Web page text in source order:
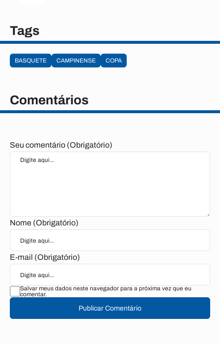
Tags
BASQUETE CAMPINENSE COPA
Comentários
Seu comentário (Obrigatório)
Nome (Obrigatório)
E-mail (Obrigatório)
Salvar meus dados neste navegador para a próxima vez que eu
comentar.
Publicar Comentário